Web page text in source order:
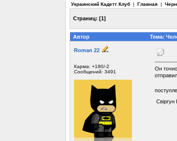
Украинский Кадетт Клуб| Главная|
Страниц: [1]
Автор Тема:
Roman 22
Карма: +190/-2
Сообщений: 3491
Он